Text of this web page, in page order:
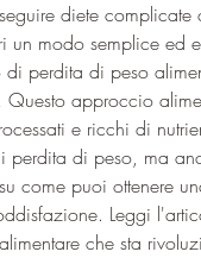
diete
un modo semplice ed
perdita di peso
Questo approccio
e ricchi di
perdita di peso, ma
come puoi ottenere
Leggi
che sta